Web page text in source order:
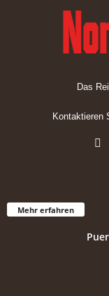
Das
Kontaktieren
Mehr erfahren